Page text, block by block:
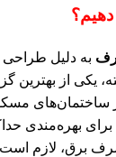
به دلیل طراحی
یکی از بهترین
ساختمان‌های
بهره‌مندی
برق، لازم